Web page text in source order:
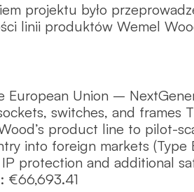
projektu było
linii produktów Wemel
European Union –
switches, and frames
product line to pilot-
into foreign markets (Type
protection and additional
€66,693.41